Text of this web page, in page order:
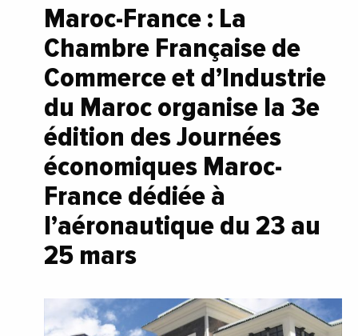
Maroc-France : La
Chambre Française de
Commerce et d’Industrie
du Maroc organise la 3e
édition des Journées
économiques Maroc-
France dédiée à
l’aéronautique du 23 au
25 mars